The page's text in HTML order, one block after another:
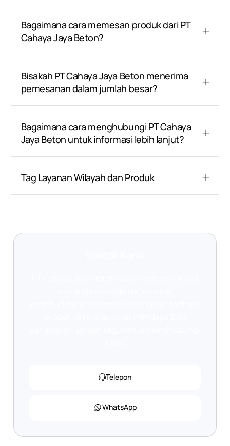
Bagaimana cara memesan produk dari PT
Cahaya Jaya Beton?
Bisakah PT Cahaya Jaya Beton menerima
pemesanan dalam jumlah besar?
Bagaimana cara menghubungi PT Cahaya
Jaya Beton untuk informasi lebih lanjut?
Tag Layanan Wilayah dan Produk
Telepon
WhatsApp